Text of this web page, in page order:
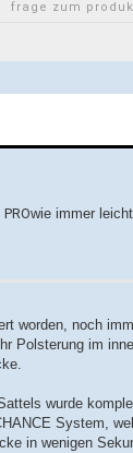
frage zum
wie immer
worden, noch
Polsterung im
wurde
System,
in wenigen